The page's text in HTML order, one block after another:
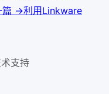
篇 →利用Linkware
支持